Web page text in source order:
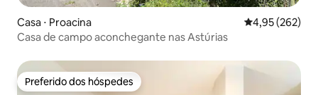
Casa ⋅ Proacina 4,95 de uma
4,95 (262)
Casa de campo aconchegante nas Astúrias
Preferido dos hóspedes
Preferido dos hóspedes